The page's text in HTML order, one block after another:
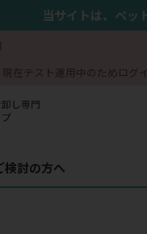
当サイトは、ペッ
在テスト運用中のためログ
検討の方へ